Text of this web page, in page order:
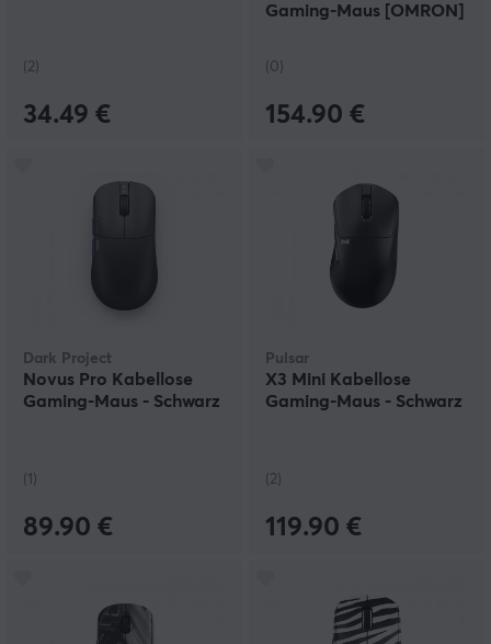
(2)
34.49 €
Gaming-Maus [OMRON]
(0)
154.90 €
Dark Project
Novus Pro Kabellose
Gaming-Maus - Schwarz
(1)
89.90 €
Pulsar
X3 Mini Kabellose
Gaming-Maus - Schwarz
(2)
119.90 €